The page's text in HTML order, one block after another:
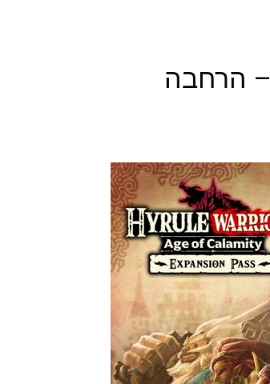
Hyrule Warriors: Age of Calamity – הרחבה